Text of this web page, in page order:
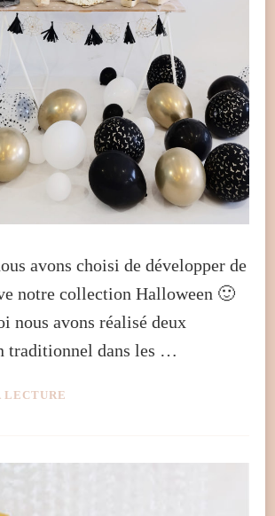
avons choisi de développer de
notre collection Halloween 🙂
nous avons réalisé deux
traditionnel dans les …
LECTURE